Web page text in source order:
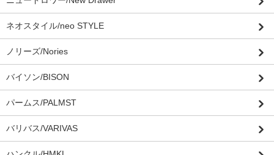
ネオスタイル/neo STYLE
ノリーズ/Nories
バイソン/BISON
パームス/PALMST
バリバス/VARIVAS